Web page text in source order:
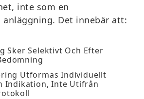
inte som en
anläggning. Det innebär att:
Sker Selektivt Och Efter
Utformas Individuellt
Indikation, Inte Utifrån